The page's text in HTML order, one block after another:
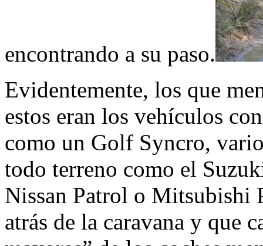
encontrando a su paso.
Evidentemente, los que
estos eran los vehículos
como un Golf Syncro,
todo terreno como el
Nissan Patrol o Mitsubishi
atrás de la caravana y que